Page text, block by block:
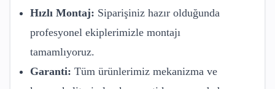
Hızlı Montaj: Siparişiniz hazır olduğunda
profesyonel ekiplerimizle montajı
tamamlıyoruz.
Garanti: Tüm ürünlerimiz mekanizma ve